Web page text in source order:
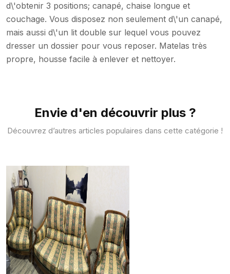
d\'obtenir 3 positions; canapé, chaise longue et
couchage. Vous disposez non seulement d\'un canapé,
mais aussi d\'un lit double sur lequel vous pouvez
dresser un dossier pour vous reposer. Matelas très
propre, housse facile à enlever et nettoyer.
Envie d'en découvrir plus ?
Découvrez d’autres articles populaires dans cette catégorie !